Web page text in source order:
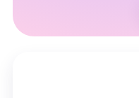
imagination courir
propre touche de